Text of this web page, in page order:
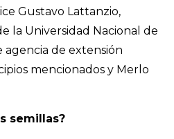
Gustavo Lattanzio,
la Universidad Nacional de
agencia de extensión
mencionados y Merlo
semillas?